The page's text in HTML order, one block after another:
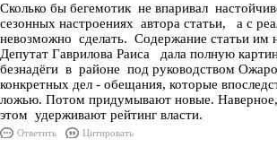
Сколько бы бегемотик не впаривал
сезонных настроениях автора статьи, а с
невозможно сделать. Содержание статьи им
Депутат Гаврилова Раиса дала полную
безнадёги в районе под руководством
конкретных дел - обещания, которые
ложью. Потом придумывают новые. Наверное,
этом удерживают рейтинг власти.
Ответить Цитировать